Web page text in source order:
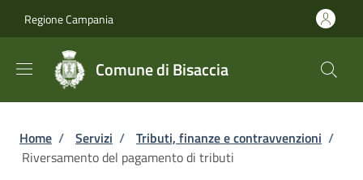
Regione Campania
Comune di Bisaccia
Briciole di pane
Home / Servizi / Tributi, finanze e contravvenzioni /
Riversamento del pagamento di tributi